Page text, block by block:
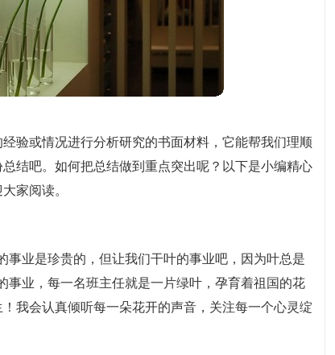
验或情况进行分析研究的书面材料，它能帮我们理顺
结吧。如何把总结做到重点突出呢？以下是小编精心
家阅读。
事业是珍贵的，但让我们干叶的事业吧，因为叶总是
事业，每一名班主任就是一片绿叶，孕育着祖国的花
我会认真倾听每一朵花开的声音，关注每一个心灵绽